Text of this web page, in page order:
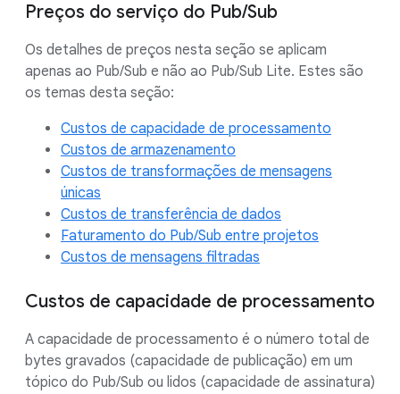
Preços do serviço do Pub/Sub
Os detalhes de preços nesta seção se aplicam
apenas ao Pub/Sub e não ao Pub/Sub Lite. Estes são
os temas desta seção:
Custos de capacidade de processamento
Custos de armazenamento
Custos de transformações de mensagens
únicas
Custos de transferência de dados
Faturamento do Pub/Sub entre projetos
Custos de mensagens filtradas
Custos de capacidade de processamento
A capacidade de processamento é o número total de
bytes gravados (capacidade de publicação) em um
tópico do Pub/Sub ou lidos (capacidade de assinatura)